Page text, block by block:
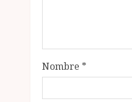
Nombre *